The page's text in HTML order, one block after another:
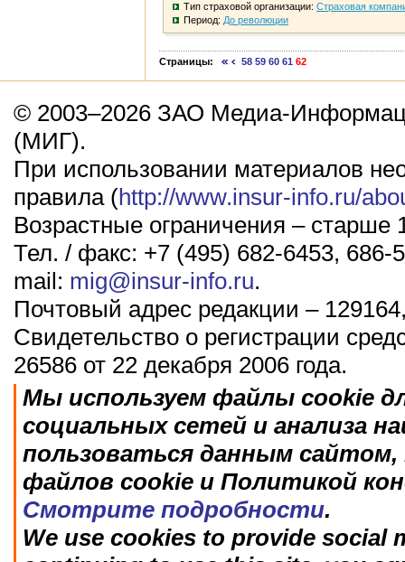
Тип страховой организации: Страховая
Период: До революции
Страницы: 58 59 60 61 62
© 2003–2026 ЗАО Медиа-
(МИГ).
При использовании материалов
правила (http://www.insur-info.ru/
Возрастные ограничения – старше
Тел. / факс: +7 (495) 682-6453, 686-
mail: mig@insur-info.ru.
Почтовый адрес редакции –
Свидетельство о регистрации
26586 от 22 декабря 2006 года.
Мы используем файлы cookie
социальных сетей и анализа
пользоваться данным
файлов cookie и Политикой
Смотрите подробности.
We use cookies to provide social